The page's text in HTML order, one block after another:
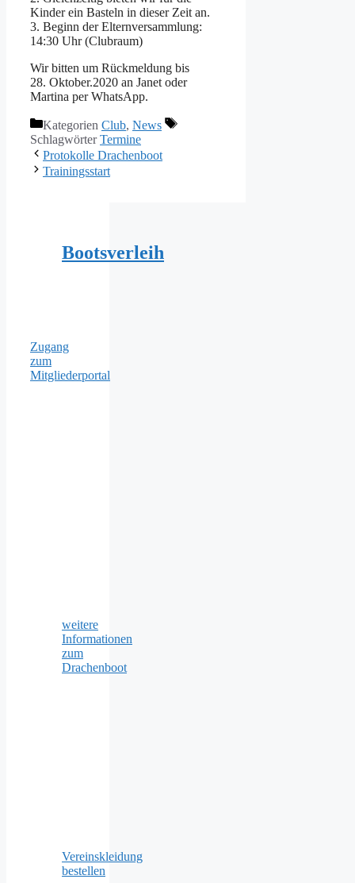
Kinder ein Basteln in dieser Zeit an.
3. Beginn der Elternversammlung:
14:30 Uhr (Clubraum)
Wir bitten um Rückmeldung bis
28. Oktober.2020 an Janet oder
Martina per WhatsApp.
Kategorien Club, News
SchlagwörterTermine
Protokolle Drachenboot
Trainingsstart
Bootsverleih
Zugang
zum
Mitgliederportal
weitere
Informationen
zum
Drachenboot
Vereinskleidung
bestellen